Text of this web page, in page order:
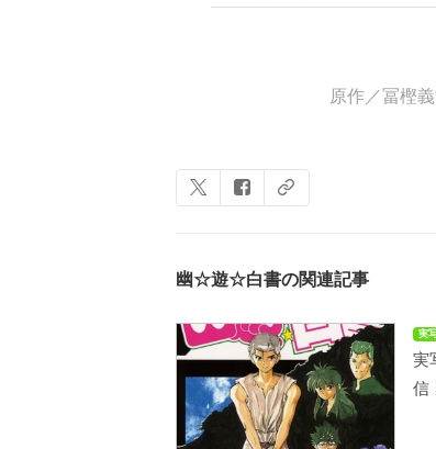
原作／冨樫
幽☆遊☆白書の関連記事
実
実
信